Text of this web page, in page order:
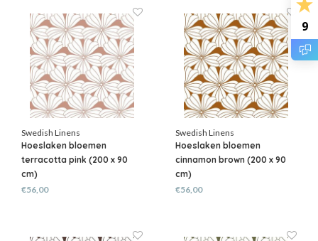
9
Swedish Linens
Hoeslaken bloemen
terracotta pink (200 x 90
cm)
€56,00
Swedish Linens
Hoeslaken bloemen
cinnamon brown (200 x 90
cm)
€56,00